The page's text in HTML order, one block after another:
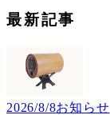
最新記事
2026/8/8お知らせ